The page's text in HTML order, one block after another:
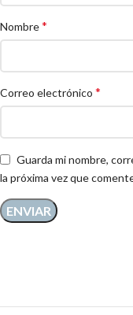
Nombre*
Correo electrónico *
Guarda mi nombre,
la próxima vez que